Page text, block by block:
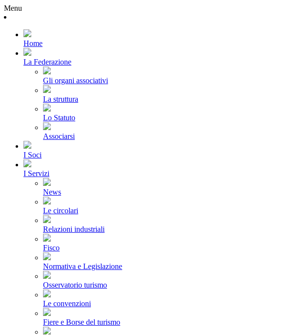
Menu
Home
La Federazione
Gli organi associativi
La struttura
Lo Statuto
Associarsi
I Soci
I Servizi
News
Le circolari
Relazioni industriali
Fisco
Normativa e Legislazione
Osservatorio turismo
Le convenzioni
Fiere e Borse del turismo